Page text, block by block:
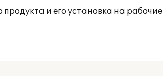
и его установка на рабочие